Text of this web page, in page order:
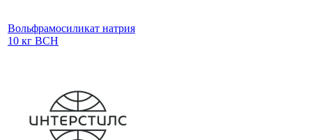
Вольфрамосиликат натрия
10 кг ВСН